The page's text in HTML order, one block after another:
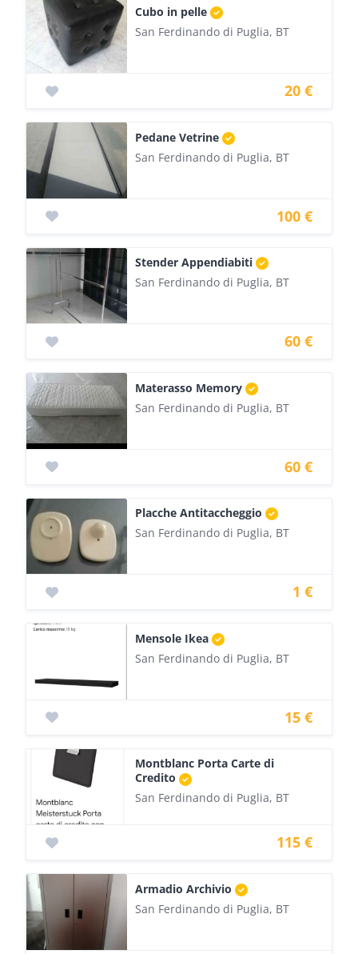
Cubo in pelle
San Ferdinando di Puglia, BT
20 €
Pedane Vetrine
San Ferdinando di Puglia, BT
100 €
Stender Appendiabiti
San Ferdinando di Puglia, BT
60 €
Materasso Memory
San Ferdinando di Puglia, BT
60 €
Placche Antitaccheggio
San Ferdinando di Puglia, BT
1 €
Mensole Ikea
San Ferdinando di Puglia, BT
15 €
Montblanc Porta Carte di
Credito
San Ferdinando di Puglia, BT
115 €
Armadio Archivio
San Ferdinando di Puglia, BT